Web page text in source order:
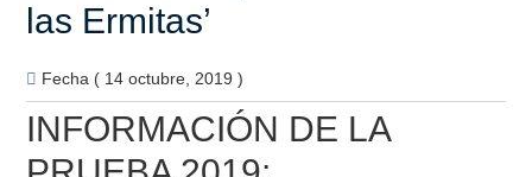
las Ermitas’
Fecha ( 14 octubre, 2019 )
INFORMACIÓN DE LA